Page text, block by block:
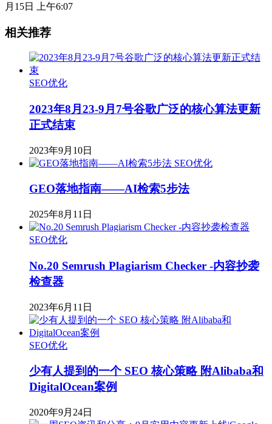
月15日 上午6:07
相关推荐
SEO优化
2023年8月23-9月7号谷歌广泛的核心算法更新
正式结束
2023年9月10日
SEO优化
GEO落地指南——AI检索5步法
2025年8月11日
SEO优化
No.20 Semrush Plagiarism Checker -内容抄袭
检查器
2023年6月11日
SEO优化
少有人提到的一个 SEO 核心策略 附Alibaba和
DigitalOcean案例
2020年9月24日